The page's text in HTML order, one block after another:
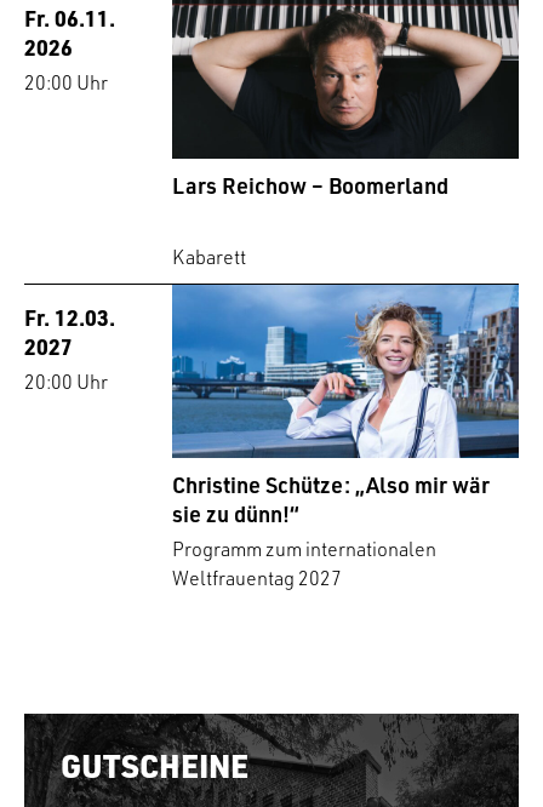
Fr. 06.11.
2026
20:00 Uhr
Lars Reichow – Boomerland
Kabarett
Fr. 12.03.
2027
20:00 Uhr
Christine Schütze: „Also mir wär
sie zu dünn!“
Programm zum internationalen
Weltfrauentag 2027
GUTSCHEINE